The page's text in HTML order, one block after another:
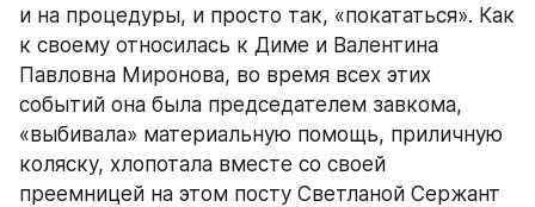
и на процедуры, и просто так, «покататься». Как
к своему относилась к Диме и Валентина
Павловна Миронова, во время всех этих
событий она была председателем завкома,
«выбивала» материальную помощь, приличную
коляску, хлопотала вместе со своей
преемницей на этом посту Светланой Сержант